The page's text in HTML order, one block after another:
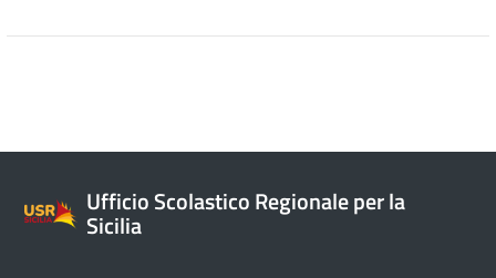
Ufficio Scolastico Regionale per la
Sicilia